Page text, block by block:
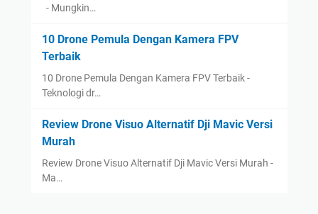
- Mungkin…
10 Drone Pemula Dengan Kamera FPV
Terbaik
10 Drone Pemula Dengan Kamera FPV Terbaik -
Teknologi dr…
Review Drone Visuo Alternatif Dji Mavic Versi
Murah
Review Drone Visuo Alternatif Dji Mavic Versi Murah -
Ma…